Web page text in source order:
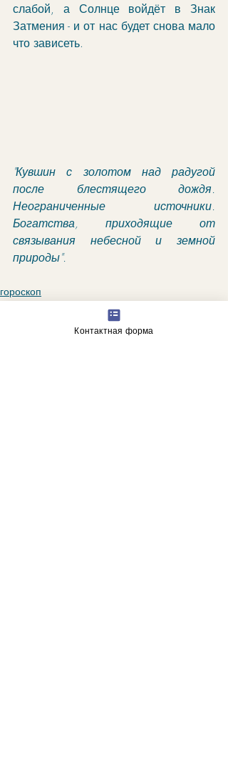
слабой, а Солнце войдёт в Знак
Затмения - и от нас будет снова мало
что зависеть.
"Кувшин с золотом над радугой
после блестящего дождя.
Неограниченные источники.
Богатства, приходящие от
связывания небесной и земной
природы".
гороскоп
астрологические прогнозы
Контактная форма